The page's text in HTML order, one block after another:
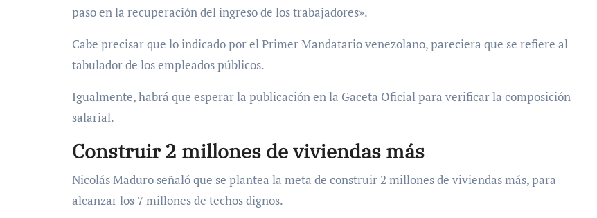
paso en la recuperación del ingreso de los trabajadores».
Cabe precisar que lo indicado por el Primer Mandatario venezolano, pareciera que se refiere al
tabulador de los empleados públicos.
Igualmente, habrá que esperar la publicación en la Gaceta Oficial para verificar la composición
salarial.
Construir 2 millones de viviendas más
Nicolás Maduro señaló que se plantea la meta de construir 2 millones de viviendas más, para
alcanzar los 7 millones de techos dignos.